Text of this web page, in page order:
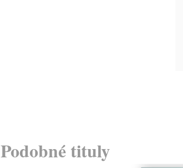
Podobné tituly